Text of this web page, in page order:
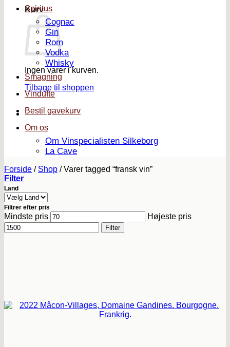
Kurv
Ingen varer i kurven.
Tilbage til shoppen
Spiritus
Cognac
Gin
Rom
Vodka
Whisky
Smagning
Vindufte
Bestil gavekurv
Om os
Om Vinspecialisten Silkeborg
La Cave
Forside / Shop /Varer tagged “fransk vin”
Filter
Land
Filtrer efter pris
Mindste pris Højeste pris
Filter